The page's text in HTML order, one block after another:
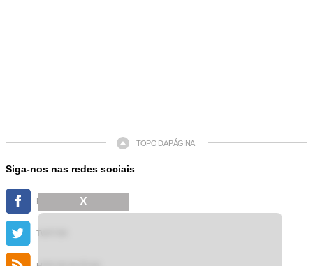
TOPO DA PÁGINA
Siga-nos nas redes sociais
FACEBOOK
TWITTER
X